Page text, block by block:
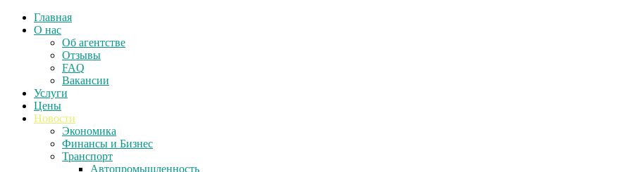
Главная
О нас
Об агентстве
Отзывы
FAQ
Вакансии
Услуги
Цены
Новости
Экономика
Финансы и Бизнес
Транспорт
Автопромышленность